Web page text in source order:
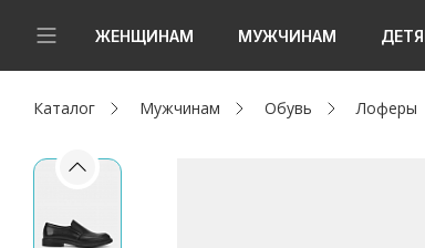
ЖЕНЩИНАМ МУЖЧИНАМ
Новинки
Женщинам
Мужчинам
Каталог Мужчинам Обувь Лоферы